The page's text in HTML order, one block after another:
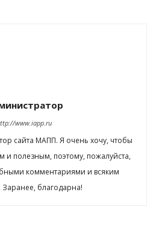
www.iapp.ru
сайта МАПП. Я очень хочу, чтобы
и полезным, поэтому, пожалуйста,
комментариями и всяким
благодарна!